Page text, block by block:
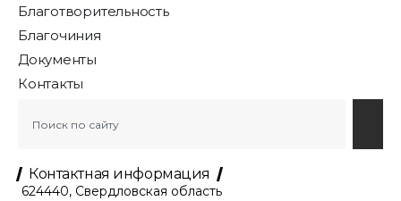
Благотворительность
Благочиния
Документы
Контакты
Контактная информация
624440, Свердловская область